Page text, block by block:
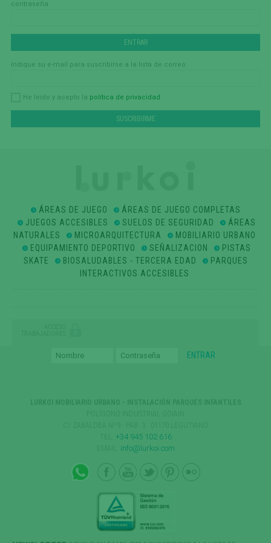
contraseña
Indique su e-mail para suscribirse a la lista de correo
He leído y acepto la política de privacidad
ÁREAS DE JUEGO
ÁREAS DE JUEGO COMPLETAS
JUEGOS ACCESIBLES
SUELOS DE SEGURIDAD
ÁREAS
NATURALES
MICROARQUITECTURA
MOBILIARIO URBANO
EQUIPAMIENTO DEPORTIVO
SEÑALIZACION
PISTAS
SKATE
BIOSALUDABLES - TERCERA EDAD
PARQUES
INTERACTIVOS ACCESIBLES
ACCESO
TRABAJADORES
+34 945 102 616
info@lurkoi.com